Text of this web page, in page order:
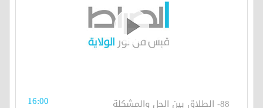
88- الطلاق بين الحل والمشكلة 16:00